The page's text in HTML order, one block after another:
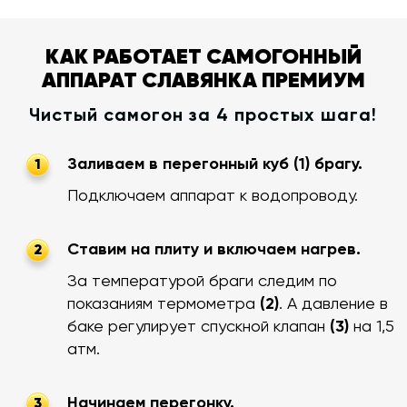
КАК РАБОТАЕТ САМОГОННЫЙ
АППАРАТ СЛАВЯНКА ПРЕМИУМ
Чистый самогон за 4 простых шага!
1
Заливаем в перегонный куб (1) брагу.
Подключаем аппарат к водопроводу.
2
Ставим на плиту и включаем нагрев.
За температурой браги следим по
показаниям термометра (2). А давление в
баке регулирует спускной клапан (3) на 1,5
атм.
Начинаем перегонку.